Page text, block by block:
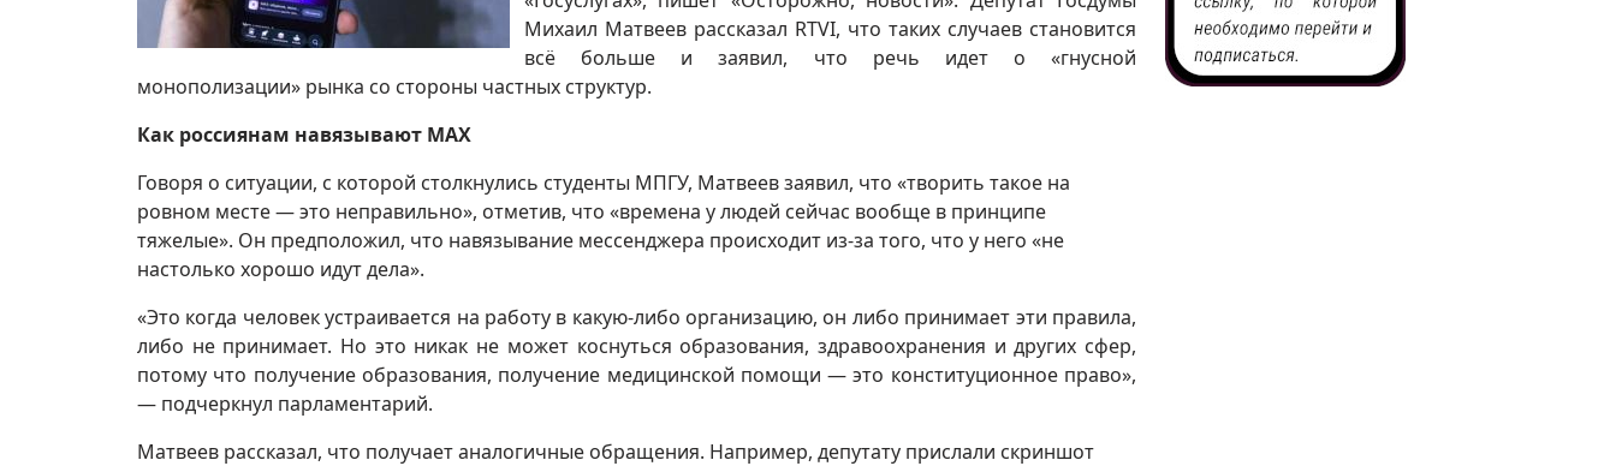
Михаил Матвеев рассказал RTVI, что таких случаев становится
всё больше и заявил, что речь идет о «гнусной
монополизации» рынка со стороны частных структур.
Как россиянам навязывают MAX
Говоря о ситуации, с которой столкнулись студенты МПГУ, Матвеев заявил, что «творить такое на
ровном месте — это неправильно», отметив, что «времена у людей сейчас вообще в принципе
тяжелые». Он предположил, что навязывание мессенджера происходит из-за того, что у него «не
настолько хорошо идут дела».
«Это когда человек устраивается на работу в какую-либо организацию, он либо принимает эти правила,
либо не принимает. Но это никак не может коснуться образования, здравоохранения и других сфер,
потому что получение образования, получение медицинской помощи — это конституционное право»,
— подчеркнул парламентарий.
Матвеев рассказал, что получает аналогичные обращения. Например, депутату прислали скриншот